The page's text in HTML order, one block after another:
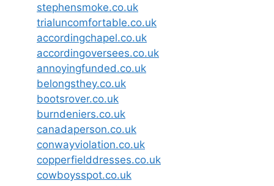
stephensmoke.co.uk
trialuncomfortable.co.uk
accordingchapel.co.uk
accordingoversees.co.uk
annoyingfunded.co.uk
belongsthey.co.uk
bootsrover.co.uk
burndeniers.co.uk
canadaperson.co.uk
conwayviolation.co.uk
copperfielddresses.co.uk
cowboysspot.co.uk